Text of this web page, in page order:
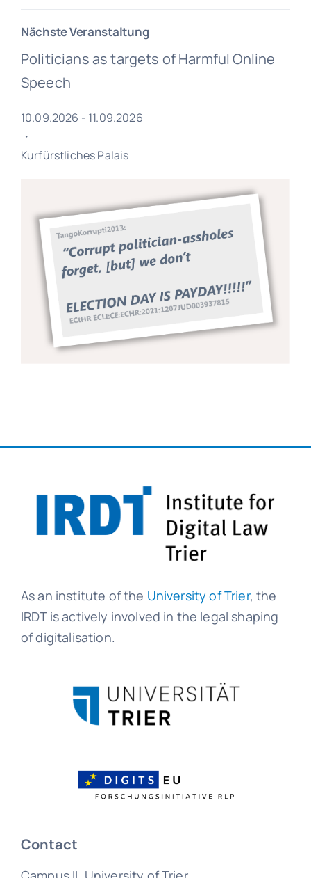
Nächste Veranstaltung
Politicians as targets of Harmful Online
Speech
10.09.2026 - 11.09.2026
・
Kurfürstliches Palais
As an institute of the University of Trier, the
IRDT is actively involved in the legal shaping
of digitalisation.
Contact